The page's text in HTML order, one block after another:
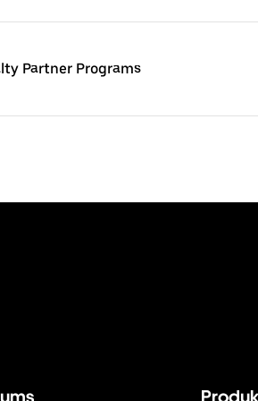
Partner Programs